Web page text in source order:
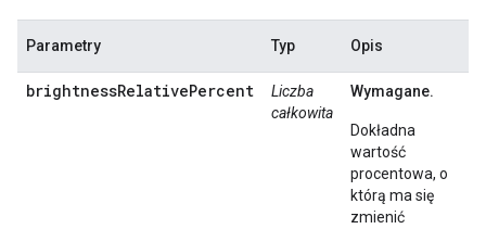
Parametry Typ Opis
brightnessRelativePercent
Liczba
całkowita
Wymagane.
Dokładna
wartość
procentowa, o
którą ma się
zmienić